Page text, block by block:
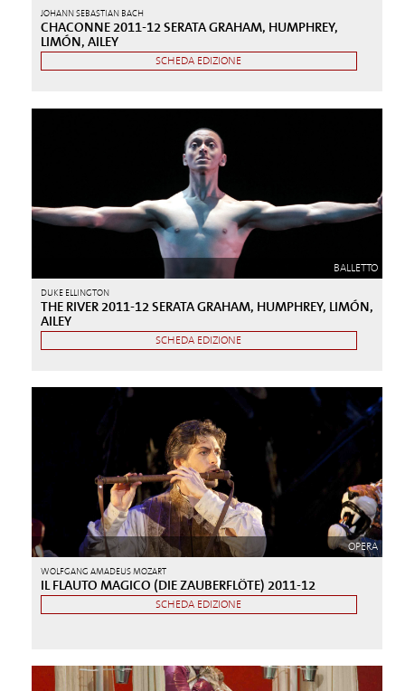
JOHANN SEBASTIAN BACH
CHACONNE 2011-12 SERATA GRAHAM, HUMPHREY,
LIMÓN, AILEY
SCHEDA EDIZIONE
BALLETTO
DUKE ELLINGTON
THE RIVER 2011-12 SERATA GRAHAM, HUMPHREY, LIMÓN,
AILEY
SCHEDA EDIZIONE
OPERA
WOLFGANG AMADEUS MOZART
IL FLAUTO MAGICO (DIE ZAUBERFLÖTE) 2011-12
SCHEDA EDIZIONE